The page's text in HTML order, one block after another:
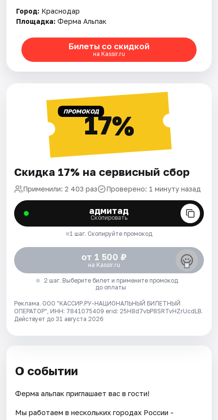
Город: Краснодар
Площадка: Ферма Альпак
Билеты со скидкой
на Kassir.ru
ПРОМОКОД17%
Скидка 17% на сервисный сбор
Применили: 2 403 раз Проверено: 1 минуту назад
адмитад
Скопировать
1 шаг. Скопируйте промокод
от 1 500 ₽
на Kassir.ru
2 шаг. Выберите билет и примените промокод
до оплаты
Реклама. ООО "КАССИР.РУ-НАЦИОНАЛЬНЫЙ БИЛЕТНЫЙ
ОПЕРАТОР", ИНН: 7841075409 erid: 25H8d7vbP8SRTvHZrUcdLB.
Действует до 31 августа 2026
О событии
Ферма альпак приглашает вас в гости!
Мы работаем в нескольких городах России -